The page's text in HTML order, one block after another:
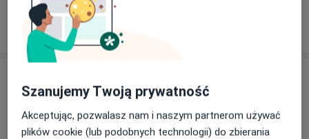
Od 75 zł Szczegóły Umów wizytę
Szanujemy Twoją prywatność
Akceptując, pozwalasz nam i naszym partnerom używać
plików cookie (lub podobnych technologii) do zbierania